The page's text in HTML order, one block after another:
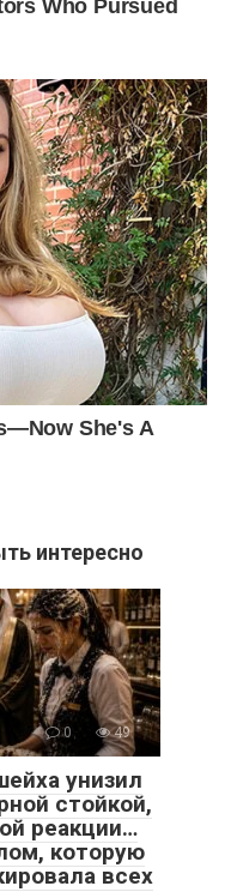
интересно
0 49
унизил
стойкой,
реакции…
которую
всех